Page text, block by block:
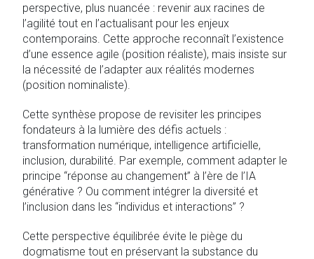
perspective, plus nuancée : revenir aux racines de
l’agilité tout en l’actualisant pour les enjeux
contemporains. Cette approche reconnaît l’existence
d’une essence agile (position réaliste), mais insiste sur
la nécessité de l’adapter aux réalités modernes
(position nominaliste).
Cette synthèse propose de revisiter les principes
fondateurs à la lumière des défis actuels :
transformation numérique, intelligence artificielle,
inclusion, durabilité. Par exemple, comment adapter le
principe “réponse au changement” à l’ère de l’IA
générative ? Ou comment intégrer la diversité et
l’inclusion dans les “individus et interactions” ?
Cette perspective équilibrée évite le piège du
dogmatisme tout en préservant la substance du